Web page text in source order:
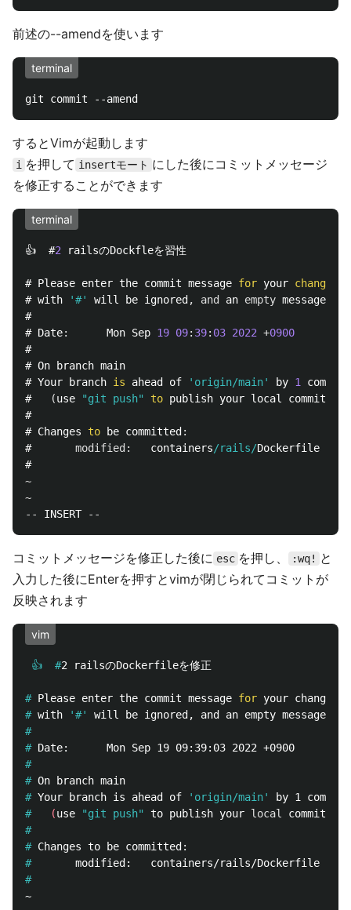
前述の--amendを使います
terminal
するとVimが起動します
i を押して insertモート にした後にコミットメッセージ
を修正することができます
terminal
👍  #2 railsのDockfleを習性
# Please enter the commit message for your changes
# with
'#' will be ignored , and an empty message
#
# Date:
      Mon Sep
19 09: 39: 03 2022 +0900
#
# On branch main
# Your branch is ahead of 'origin/main' by 1 commit
#
(use "git push" to publish your local commits
#
# Changes to be committed :
# modified :
   containers
/rails/Dockerfile
~
~
--
INSERT --
コミットメッセージを修正した後に esc を押し、 :wq! と
入力した後にEnterを押すとvimが閉じられてコミットが
反映されます
vim
👍  #
# Please enter the commit message for
# with
'#'
#
#
#
#
# Your branch is ahead of
'origin/main'
#
(use "git push" to publish your local commits
#
#
#
#
~